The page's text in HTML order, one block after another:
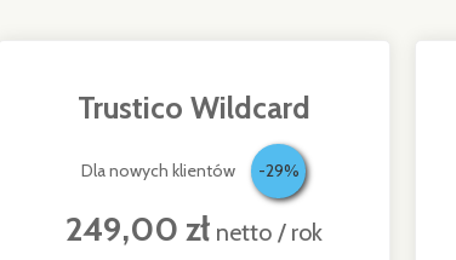
Trustico Wildcard
Dla nowych klientów -29%
249,00 złnetto / rok